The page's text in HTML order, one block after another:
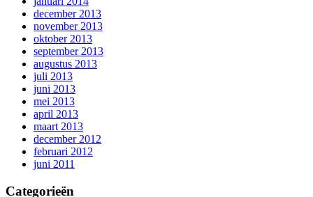
december 2013
november 2013
oktober 2013
september 2013
augustus 2013
juli 2013
juni 2013
mei 2013
april 2013
maart 2013
december 2012
februari 2012
juni 2011
Categorieën